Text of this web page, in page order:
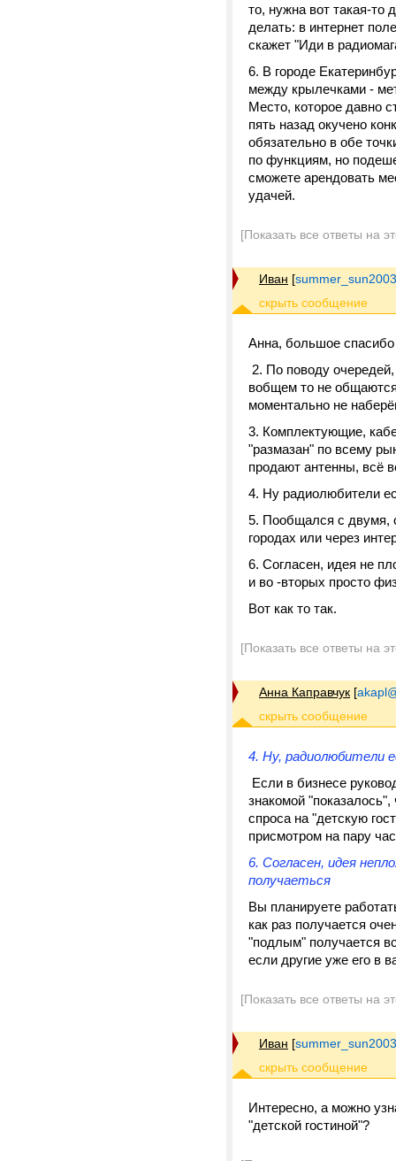
то, нужна вот такая-то
делать: в интернет
скажет "Иди в
6. В городе
между крылечками -
Место, которое давно
пять назад окучено
обязательно в обе
по функциям, но
сможете арендовать
удачей.
[Показать все ответы на
Иван [
Анна, большое спасибо
2. По поводу
вобщем то не
моментально не
3. Комплектующие,
"размазан" по всему
продают антенны, всё
4. Ну радиолюбители
5. Пообщался с двумя,
городах или через
6. Согласен, идея не
и во -вторых просто
Вот как то так.
[Показать все ответы на
Анна Каправчук [
4. Ну, радиолюбители
Если в бизнесе
знакомой
спроса на "детскую
присмотром на пару
6. Согласен, идея
получаеться
Вы планируете
как раз получается
"подлым" получается
если другие уже его в
[Показать все ответы на
Иван [
Интересно, а можно
"детской гостиной"?